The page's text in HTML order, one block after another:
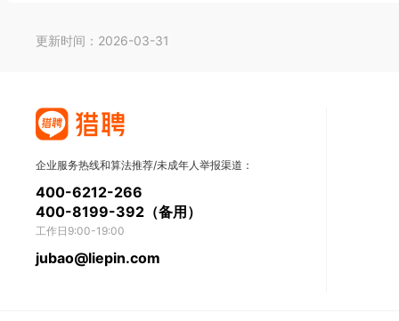
更新时间：2026-03-31